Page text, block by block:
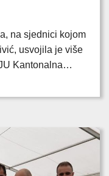
na sjednici kojom
usvojila je više
Kantonalna…